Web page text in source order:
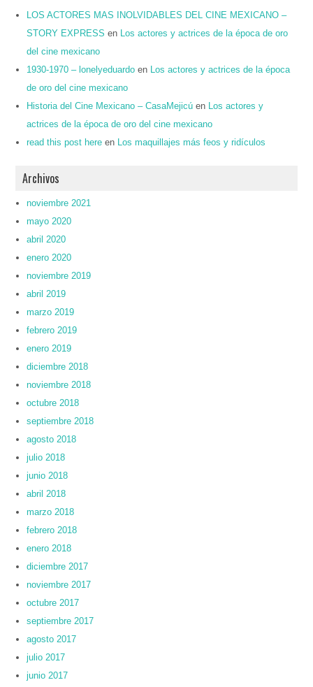
LOS ACTORES MAS INOLVIDABLES DEL CINE MEXICANO –
STORY EXPRESS en
Los actores y actrices de la época de oro
del cine mexicano
1930-1970 – lonelyeduardo en
Los actores y actrices de la época
de oro del cine mexicano
Historia del Cine Mexicano – CasaMejicú en
Los actores y
actrices de la época de oro del cine mexicano
read this post here en Los maquillajes más feos y ridículos
Archivos
noviembre 2021
mayo 2020
abril 2020
enero 2020
noviembre 2019
abril 2019
marzo 2019
febrero 2019
enero 2019
diciembre 2018
noviembre 2018
octubre 2018
septiembre 2018
agosto 2018
julio 2018
junio 2018
abril 2018
marzo 2018
febrero 2018
enero 2018
diciembre 2017
noviembre 2017
octubre 2017
septiembre 2017
agosto 2017
julio 2017
junio 2017